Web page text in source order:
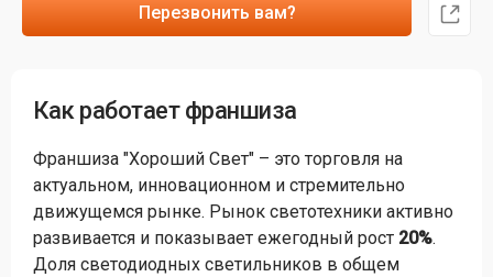
Перезвонить вам?
Как работает франшиза
Франшиза "Хороший Свет" – это торговля на
актуальном, инновационном и стремительно
движущемся рынке. Рынок светотехники активно
развивается и показывает ежегодный рост 20%.
Доля светодиодных светильников в общем